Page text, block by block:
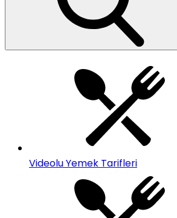
Videolu Yemek Tarifleri